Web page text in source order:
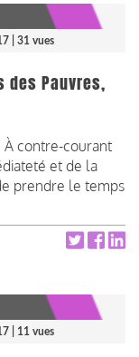
| 31 vues
des Pauvres,
À contre-courant
et de la
prendre le temps
| 11 vues